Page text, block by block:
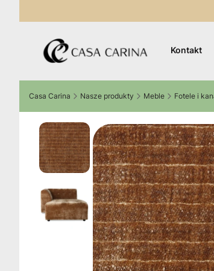
Kontakt
Casa Carina Nasze produkty Meble Fotele i